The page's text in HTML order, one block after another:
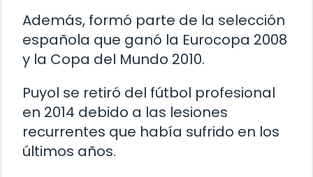
Además, formó parte de la selección
española que ganó la Eurocopa 2008
y la Copa del Mundo 2010.
Puyol se retiró del fútbol profesional
en 2014 debido a las lesiones
recurrentes que había sufrido en los
últimos años.